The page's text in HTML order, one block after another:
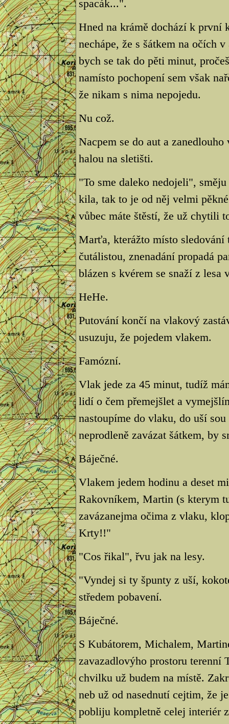
spacák...".
Hned na krámě dochází k první
nechápe, že s šátkem na očích
bych se tak do pěti minut,
namísto pochopení sem však
že nikam s nima nepojedu.
Nu což.
Nacpem se do aut a
halou na sletišti.
"To sme daleko nedojeli",
kila, tak to je od něj velmi
vůbec máte štěstí, že už chytili
Marťa, kterážto místo
čutálistou, znenadání propadá
blázen s kvérem se snaží z lesa
HeHe.
Putování končí na vlakový
usuzuju, že pojedem vlakem.
Famózní.
Vlak jede za 45 minut, tudíž
lidí o čem přemejšlet a
nastoupíme do vlaku, do uší
neprodleně zavázat šátkem, by
Báječné.
Vlakem jedem hodinu a deset
Rakovníkem, Martin (s kterym
zavázanejma očima z vlaku,
Krty!!"
"Cos řikal", řvu jak na lesy.
"Vyndej si ty špunty z uší,
středem pobavení.
Báječné.
S Kubátorem, Michalem,
zavazadlovýho prostoru terenní
chvilku už budem na místě.
neb už od nasednutí cejtim, že
pobliju kompletně celej interiér